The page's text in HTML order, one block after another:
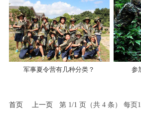
军事夏令营有几种分类？ 参
首页 上一页 第 1/1 页（共 4 条） 每页